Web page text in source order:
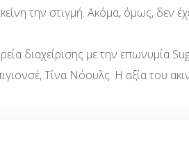
την στιγμή. Ακόμα, όμως, δεν
διαχείρισης με την επωνυμία
Τίνα Νόουλς. Η αξία του